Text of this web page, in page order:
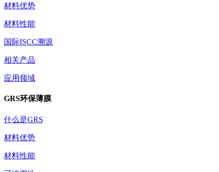
材料优势
材料性能
国际ISCC溯源
相关产品
应用领域
GRS环保薄膜
什么是GRS
材料优势
材料性能